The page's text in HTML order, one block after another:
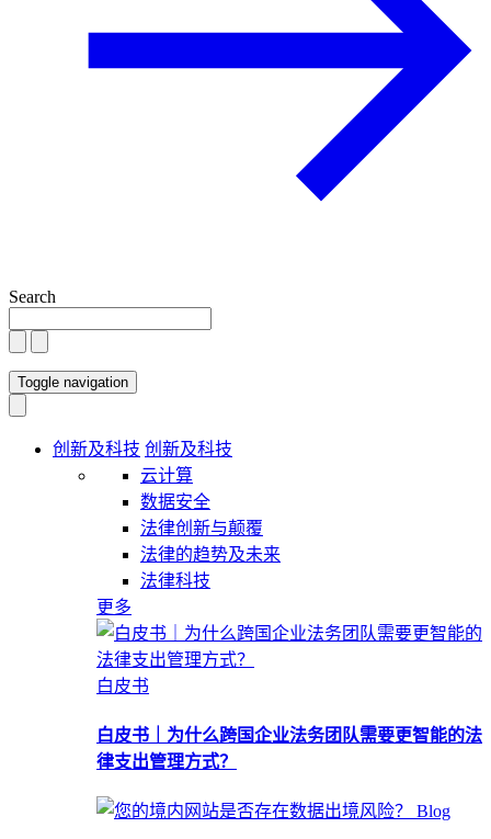
Search
Toggle navigation
创新及科技 创新及科技
云计算
数据安全
法律创新与颠覆
法律的趋势及未来
法律科技
更多
白皮书
白皮书｜为什么跨国企业法务团队需要更智能的法
律支出管理方式？
Blog